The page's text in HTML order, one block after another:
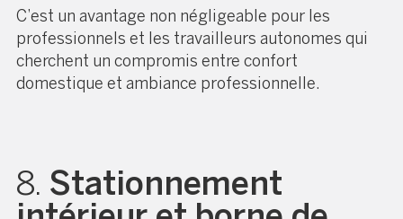
C’est un avantage non négligeable pour les
professionnels et les travailleurs autonomes qui
cherchent un compromis entre confort
domestique et ambiance professionnelle.
8. Stationnement